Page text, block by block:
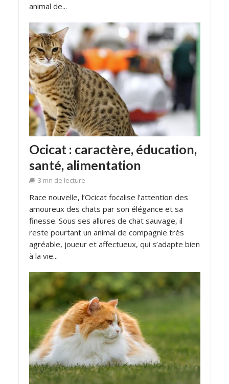
animal de...
Ocicat : caractère, éducation,
santé, alimentation
3 mn de lecture
Race nouvelle, l’Ocicat focalise l’attention des
amoureux des chats par son élégance et sa
finesse. Sous ses allures de chat sauvage, il
reste pourtant un animal de compagnie très
agréable, joueur et affectueux, qui s’adapte bien
à la vie...